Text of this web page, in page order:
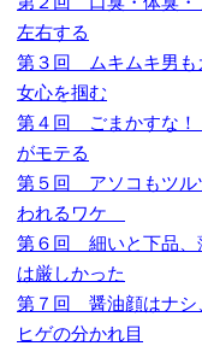
左右する
第３回 ムキムキ男も
女心を掴む
第４回 ごまかすな！
がモテる
第５回 アソコもツル
われるワケ
第６回 細いと下品、
は厳しかった
第７回 醤油顔はナシ
ヒゲの分かれ目